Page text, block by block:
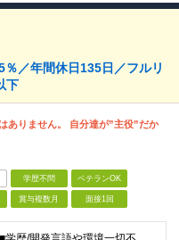
％／年間休日135日／フルリ
下
ありません。 自分達が”主役”だか
学歴不問 ベテランOK
賞与複数月 面接1回